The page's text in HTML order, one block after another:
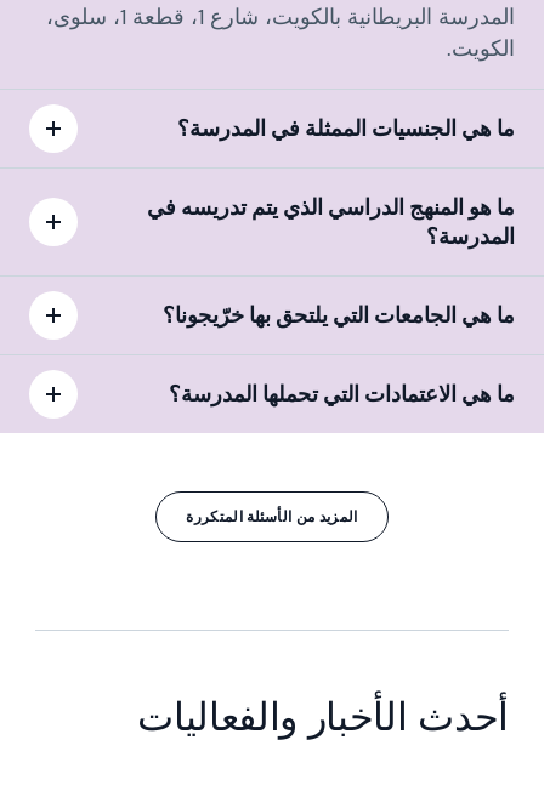
المدرسة البريطانية بالكويت، شارع 1، قطعة 1، سلوى،
الكويت.
ما هي الجنسيات الممثلة في المدرسة؟
ما هو المنهج الدراسي الذي يتم تدريسه في
المدرسة؟
ما هي الجامعات التي يلتحق بها خرّيجونا؟
ما هي الاعتمادات التي تحملها المدرسة؟
المزيد من الأسئلة المتكررة
أحدث الأخبار والفعاليات